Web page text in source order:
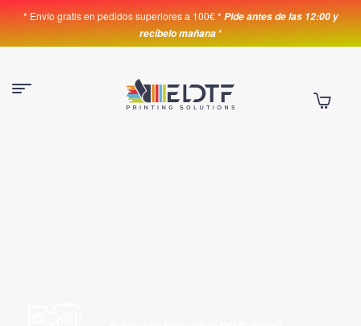
* Envío gratis en pedidos superiores a 100€ * Pide antes de las 12:00 y
recíbelo mañana*